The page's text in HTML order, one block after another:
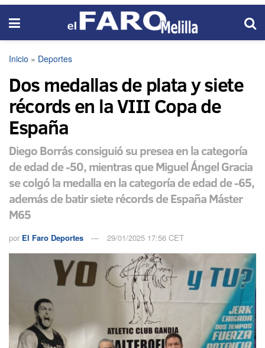
Inicio » Deportes
Dos medallas de plata y siete
récords en la VIII Copa de
España
Diego Borrás consiguió su presea en la categoría
de edad de -50, mientras que Miguel Ángel Gracia
se colgó la medalla en la categoría de edad de -65,
además de batir siete récords de España Máster
M65
por El Faro Deportes 29/01/2025 17:56 CET